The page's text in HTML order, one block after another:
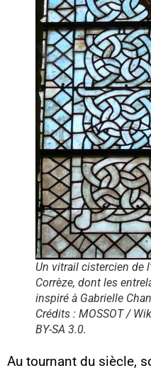
Un vitrail cistercien de
Corrèze, dont les
inspiré à Gabrielle
Crédits : MOSSOT /
BY-SA 3.0.
Au tournant du siècle,